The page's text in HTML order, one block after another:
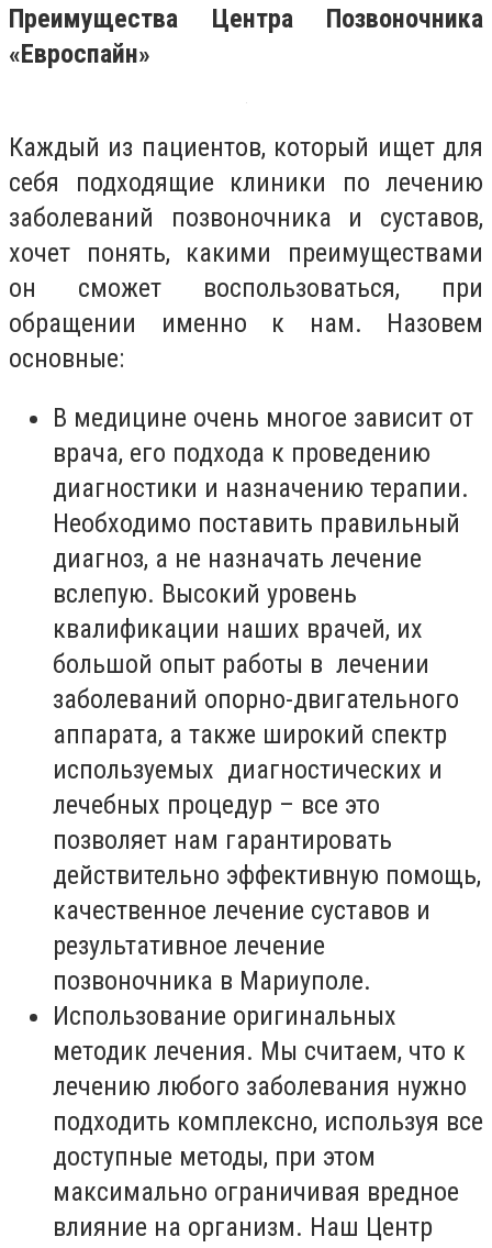
Преимущества Центра Позвоночника
«Евроспайн»
Каждый из пациентов, который ищет для
себя подходящие клиники по лечению
заболеваний позвоночника и суставов,
хочет понять, какими преимуществами
он сможет воспользоваться, при
обращении именно к нам. Назовем
основные:
В медицине очень многое зависит от
врача, его подхода к проведению
диагностики и назначению терапии.
Необходимо поставить правильный
диагноз, а не назначать лечение
вслепую. Высокий уровень
квалификации наших врачей, их
большой опыт работы в лечении
заболеваний опорно-двигательного
аппарата, а также широкий спектр
используемых диагностических и
лечебных процедур – все это
позволяет нам гарантировать
действительно эффективную помощь,
качественное лечение суставов и
результативное лечение
позвоночника в Мариуполе.
Использование оригинальных
методик лечения. Мы считаем, что к
лечению любого заболевания нужно
подходить комплексно, используя все
доступные методы, при этом
максимально ограничивая вредное
влияние на организм. Наш Центр